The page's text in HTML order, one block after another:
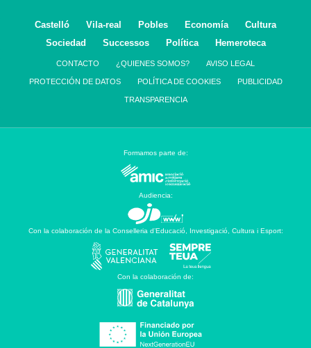
Castelló Vila-real Pobles Economía
Cultura
Sociedad
Successos Política Hemeroteca
CONTACTO ¿QUIENES SOMOS? AVISO LEGAL
PROTECCIÓN DE DATOS POLÍTICA DE COOKIES PUBLICIDAD
TRANSPARENCIA
Formamos parte de:
Audiencia:
Con la colaboración de la Conselleria d’Educació, Investigació, Cultura i Esport:
Con la colaboración de: